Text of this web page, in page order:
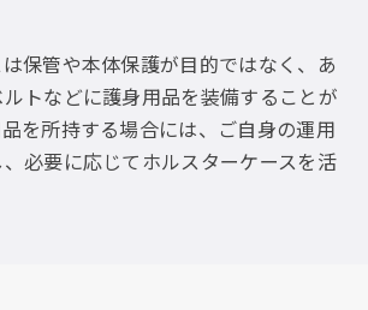
保管や本体保護が目的ではなく、あ
トなどに護身用品を装備することが
を所持する場合には、ご自身の運用
必要に応じてホルスターケースを活